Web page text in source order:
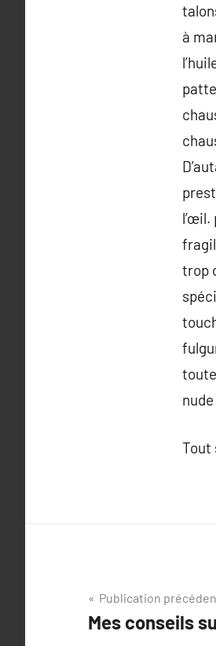
à
l’œil.
trop
Tout
Navigation
de
Publication
Mes conseils